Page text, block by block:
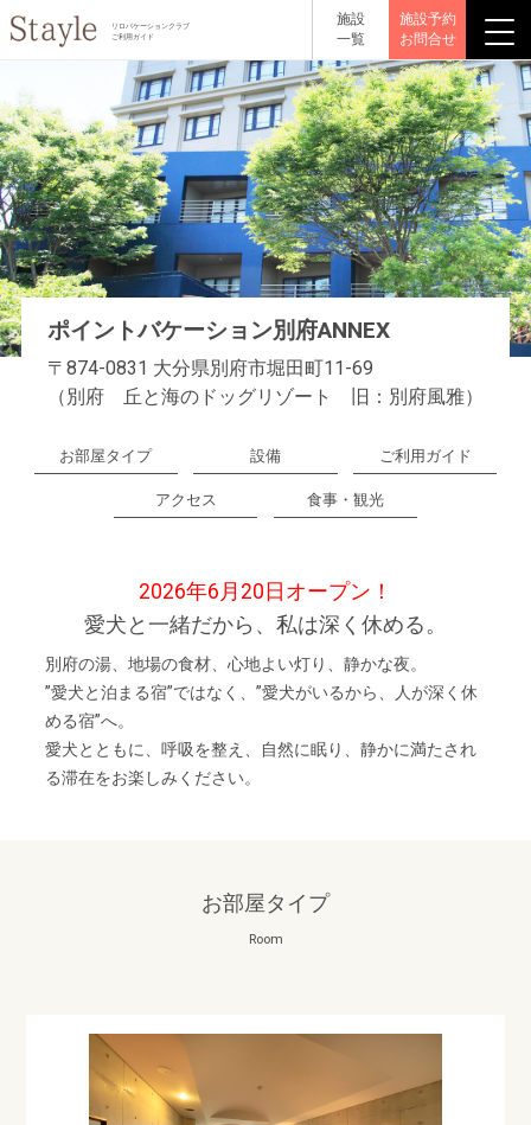
リロバケーションクラブ
ご利用ガイド
施設
一覧
施設予約
お問合せ
ポイントバケーション別府ANNEX
〒874-0831 大分県別府市堀田町11-69
（別府 丘と海のドッグリゾート 旧：別府風雅）
お部屋タイプ 設備 ご利用ガイド
アクセス 食事・観光
2026年6月20日オープン！
愛犬と一緒だから、私は深く休める。
別府の湯、地場の食材、心地よい灯り、静かな夜。
”愛犬と泊まる宿”ではなく、”愛犬がいるから、人が深く休
める宿”へ。
愛犬とともに、呼吸を整え、自然に眠り、静かに満たされ
る滞在をお楽しみください。
お部屋タイプ
Room